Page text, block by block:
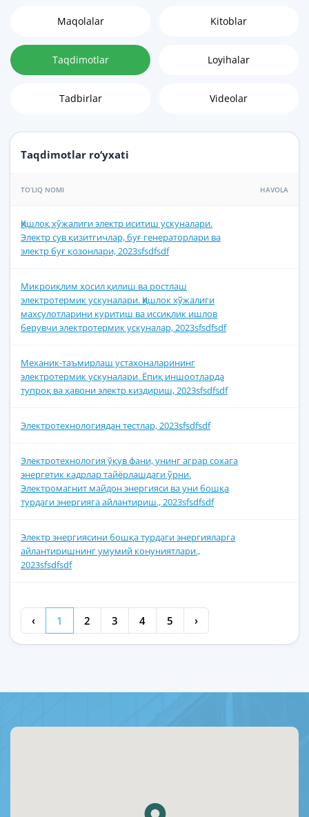
Maqolalar Kitoblar
Taqdimotlar Loyihalar
Tadbirlar Videolar
Taqdimotlar ro‘yxati
TO‘LIQ NOMI HAVOLA
Қишлоқ хўжалиги электр иситиш ускуналари.
Электр сув қизитгичлар, буғ генераторлари ва
электр буғ қозонлари, 2023sfsdfsdf
Микроиқлим ҳосил қилиш ва ростлаш
электротермик ускуналари. Қишлок хўжалиги
махсулотларини куритиш ва иссиқлик ишлов
берувчи электротермик ускуналар, 2023sfsdfsdf
Механик-таъмирлаш устахоналарининг
электротермик ускуналари. Ёпиқ иншоотларда
тупроқ ва ҳавони электр киздириш, 2023sfsdfsdf
Электротехнологиядан тестлар, 2023sfsdfsdf
Электротехнология ўқув фани, унинг аграр сохага
энергетик кадрлар тайёрлашдаги ўрни.
Электромагнит майдон энергияси ва уни бошқа
турдаги энергияга айлантириш., 2023sfsdfsdf
Электр энергиясини бошқа турдаги энергияларга
айлантиришнинг умумий конуниятлари.,
2023sfsdfsdf
‹ 1 2 3 4 5 ›